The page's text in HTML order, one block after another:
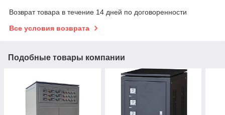
Возврат товара в течение 14 дней по договоренности
Все условия возврата
Подобные товары компании